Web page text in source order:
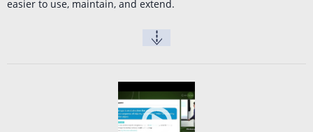
easier to use, maintain, and extend.